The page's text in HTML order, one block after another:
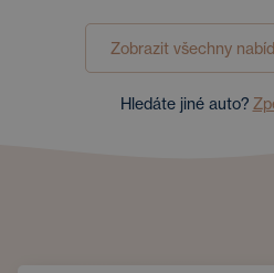
Zobrazit všechny
Hledáte jiné auto?